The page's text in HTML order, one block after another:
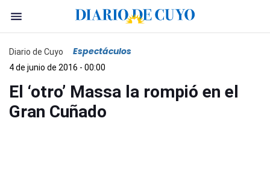
Diario de Cuyo Espectáculos
4 de junio de 2016 - 00:00
El ‘otro’ Massa la rompió en el
Gran Cuñado